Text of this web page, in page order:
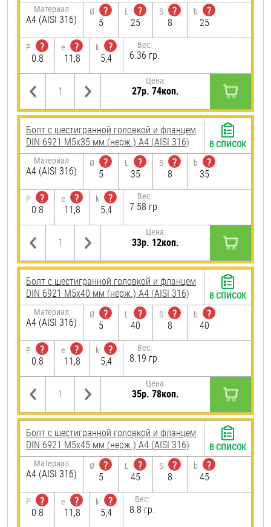
Материал
A4 (AISI 316)
Ø
?
5
L
?
25
S
?
8
b
?
25
P
?
0.8
e
?
11,8
k
?
5,4
Вес:
6.36 гр.
Цена:
27р. 74коп.
Болт с шестигранной головкой и фланцем
DIN 6921 М5х35 мм (нерж.) A4 (AISI 316)
Материал
A4 (AISI 316)
Ø
?
5
L
?
35
S
?
8
b
?
35
P
?
0.8
e
?
11,8
k
?
5,4
Вес:
7.58 гр.
Цена:
33р. 12коп.
В СПИСОК
Болт с шестигранной головкой и фланцем
DIN 6921 М5х40 мм (нерж.) A4 (AISI 316)
Материал
A4 (AISI 316)
Ø
?
5
L
?
40
S
?
8
b
?
40
P
?
0.8
e
?
11,8
k
?
5,4
Вес:
8.19 гр.
Цена:
35р. 78коп.
В СПИСОК
Болт с шестигранной головкой и фланцем
DIN 6921 М5х45 мм (нерж.) A4 (AISI 316)
Материал
A4 (AISI 316)
Ø
?
5
L
?
45
S
?
8
b
?
45
P
?
0.8
e
?
11,8
k
?
5,4
Вес:
8.8 гр.
В СПИСОК